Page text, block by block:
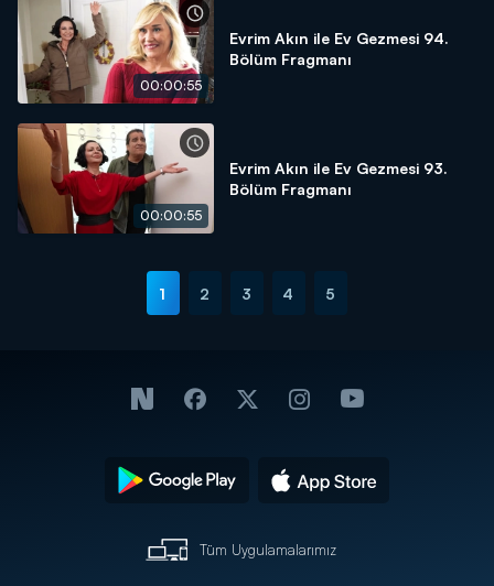
00:00:55
Evrim Akın ile Ev Gezmesi 94.
Bölüm Fragmanı
00:00:55
Evrim Akın ile Ev Gezmesi 93.
Bölüm Fragmanı
1 2 3 4 5
Tüm Uygulamalarımız